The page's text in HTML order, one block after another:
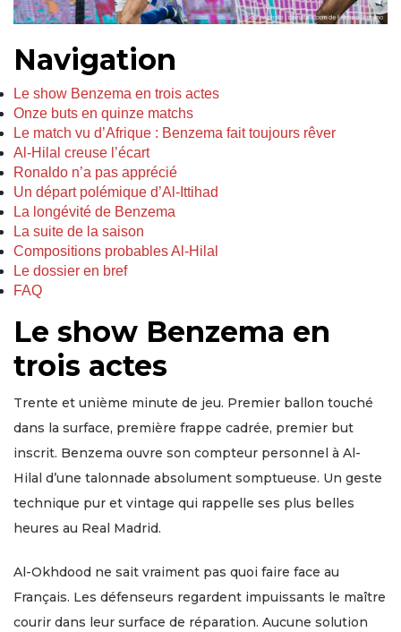
Navigation
Le show Benzema en trois actes
Onze buts en quinze matchs
Le match vu d’Afrique : Benzema fait toujours rêver
Al-Hilal creuse l’écart
Ronaldo n’a pas apprécié
Un départ polémique d’Al-Ittihad
La longévité de Benzema
La suite de la saison
Compositions probables Al-Hilal
Le dossier en bref
FAQ
Le show Benzema en
trois actes
Trente et unième minute de jeu. Premier ballon touché
dans la surface, première frappe cadrée, premier but
inscrit. Benzema ouvre son compteur personnel à Al-
Hilal d’une talonnade absolument somptueuse. Un geste
technique pur et vintage qui rappelle ses plus belles
heures au Real Madrid.
Al-Okhdood ne sait vraiment pas quoi faire face au
Français. Les défenseurs regardent impuissants le maître
courir dans leur surface de réparation. Aucune solution